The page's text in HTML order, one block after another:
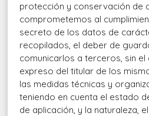
protección y conservación de
comprometemos al
secreto de los datos de
recopilados, el deber de
comunicarlos a terceros, sin el
expreso del titular de los
las medidas técnicas y
teniendo en cuenta el estado
de aplicación, y la naturaleza,